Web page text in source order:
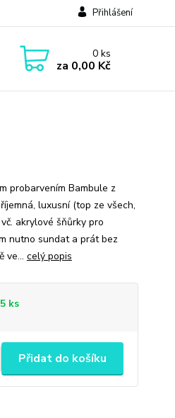
Přihlášení
0ks
za 0,00 Kč
probarvením Bambule z
luxusní (top ze všech,
akrylové šňůrky pro
nutno sundat a prát bez
ve... celý popis
ks
Přidat do košíku